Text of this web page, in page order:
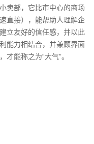
卖部，它比市中心的商场
直接），能帮助人理解企
立友好的信任感，并以此
能力相结合，并兼顾界面
能称之为“大气”。